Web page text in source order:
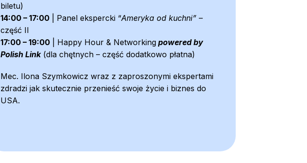
biletu)
14:00 – 17:00 | Panel ekspercki “Ameryka od kuchni” –
część II
17:00 – 19:00 | Happy Hour & Networking powered by
Polish Link(dla chętnych – część dodatkowo płatna)
Mec. Ilona Szymkowicz wraz z zaproszonymi ekspertami
zdradzi jak skutecznie przenieść swoje życie i biznes do
USA.